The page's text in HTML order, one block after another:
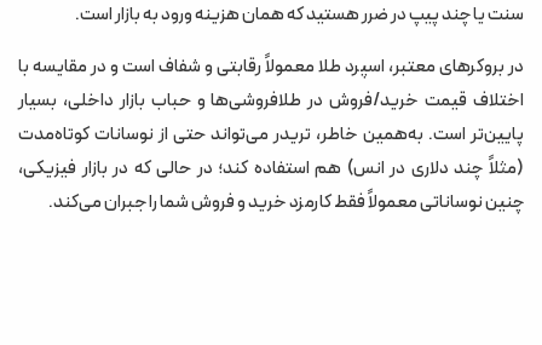
سنت یا چند پیپ در ضرر هستید که همان هزینه ورود به بازار است.
در بروکرهای معتبر، اسپرد طلا معمولاً رقابتی و شفاف است و در مقایسه با
اختلاف قیمت خرید/فروش در طلافروشی‌ها و حباب بازار داخلی، بسیار
پایین‌تر است. به‌همین خاطر، تریدر می‌تواند حتی از نوسانات کوتاه‌مدت
(مثلاً چند دلاری در انس) هم استفاده کند؛ در حالی که در بازار فیزیکی،
چنین نوساناتی معمولاً فقط کارمزد خرید و فروش شما را جبران می‌کند.